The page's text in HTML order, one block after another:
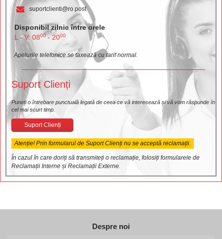
suportclienti@ro.post
Disponibil zilnic între orele
L - V: 0800- 2000
Apelurile telefonice se taxează cu tarif normal.
Suport Clienți
Puneți o întrebare punctuală legată de ceea ce vă interesează și vă vom răspunde în
cel mai scurt timp.
Suport Clienți
Atenție! Prin formularul de Suport Clienți nu se acceptă reclamații.
În cazul în care doriți să transmiteți o reclamație, folosiți formularele de
Reclamații Interne și Reclamații Externe.
Despre noi